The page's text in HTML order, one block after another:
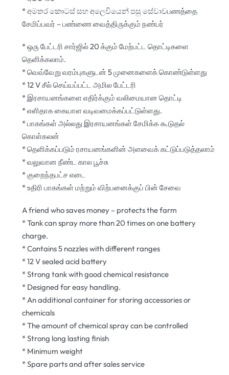
* අමතර කොටස් සහ අලෙවියෙන් පසු සේවාවபணத்தை
சேமிப்பவர் – பண்ணை வைத்திருக்கும் நண்பர்
* ஒரு பேட்டரி சார்ஜில் 20 க்கும் மேற்பட்ட தொட்டிகளை
தெளிக்கலாம்.
* வெவ்வேறு வரம்புகளுடன் 5 முனைகளைக் கொண்டுள்ளது
* 12 V சீல் செய்யப்பட்ட அமில பேட்டரி
* இரசாயனங்களை எதிர்க்கும் வலிமையான தொட்டி
* எளிதாக கையாள வடிவமைக்கப்பட்டுள்ளது.
* பாகங்கள் அல்லது இரசாயனங்கள் சேமிக்க கூடுதல்
கொள்கலன்
* தெளிக்கப்படும் ரசாயனங்களின் அளவைக் கட்டுப்படுத்தலாம்
* வலுவான நீண்ட கால பூச்சு
* குறைந்தபட்ச எடை
* உதிரி பாகங்கள் மற்றும் விற்பனைக்குப் பின் சேவை
A friend who saves money – protects the farm
* Tank can spray more than 20 times on one battery
charge.
* Contains 5 nozzles with different ranges
* 12 V sealed acid battery
* Strong tank with good chemical resistance
* Designed for easy handling.
* An additional container for storing accessories or
chemicals
* The amount of chemical spray can be controlled
* Strong long lasting finish
* Minimum weight
* Spare parts and after sales service